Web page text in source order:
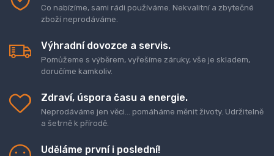
Co nabízíme, sami rádi používáme. Nekvalitní a zbytečné
zboží neprodáváme.
Výhradní dovozce a servis.
Pomůžeme s výběrem, vyřešíme záruky, vše je skladem,
doručíme kamkoliv.
Zdraví, úspora času a energie.
Neprodáváme jen věci... pomáháme měnit životy. Udržitelně
a šetrně k přírodě.
Uděláme první i poslední!